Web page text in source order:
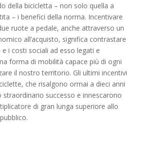
della bicicletta – non solo quella a
– i benefici della norma. Incentivare
ruote a pedale, anche attraverso un
all’acquisto, significa contrastare
e i costi sociali ad esso legati e
forma di mobilità capace più di ogni
il nostro territorio. Gli ultimi incentivi
che risalgono ormai a dieci anni
straordinario successo e innescarono
di gran lunga superiore allo